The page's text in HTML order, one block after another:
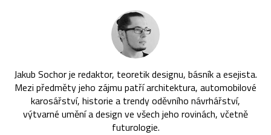
Jakub Sochor je redaktor, teoretik designu, básník a esejista.
Mezi předměty jeho zájmu patří architektura, automobilové
karosářství, historie a trendy oděvního návrhářství,
výtvarné umění a design ve všech jeho rovinách, včetně
futurologie.